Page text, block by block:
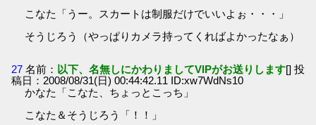
こなた「うー。スカートは制服だけでいいよぉ・・・」
そうじろう（やっぱりカメラ持ってくればよかったなぁ）
27 名前： 以下、名無しにかわりましてVIPがお送りします[] 投
稿日：2008/08/31(日) 00:44:42.11 ID:xw7WdNs10
かなた「こなた、ちょっとこっち」
こなた＆そうじろう「！！」